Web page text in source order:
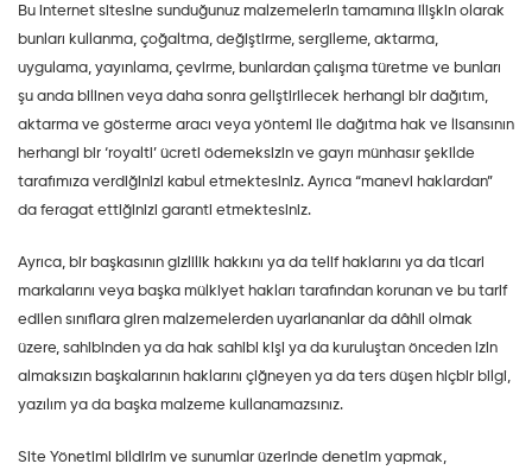
Bu internet sitesine sunduğunuz malzemelerin tamamına ilişkin olarak
bunları kullanma, çoğaltma, değiştirme, sergileme, aktarma,
uygulama, yayınlama, çevirme, bunlardan çalışma türetme ve bunları
şu anda bilinen veya daha sonra geliştirilecek herhangi bir dağıtım,
aktarma ve gösterme aracı veya yöntemi ile dağıtma hak ve lisansının
herhangi bir ‘royalti’ ücreti ödemeksizin ve gayrı münhasır şekilde
tarafımıza verdiğinizi kabul etmektesiniz. Ayrıca “manevi haklardan”
da feragat ettiğinizi garanti etmektesiniz.
Ayrıca, bir başkasının gizlilik hakkını ya da telif haklarını ya da ticari
markalarını veya başka mülkiyet hakları tarafından korunan ve bu tarif
edilen sınıflara giren malzemelerden uyarlananlar da dâhil olmak
üzere, sahibinden ya da hak sahibi kişi ya da kuruluştan önceden izin
almaksızın başkalarının haklarını çiğneyen ya da ters düşen hiçbir bilgi,
yazılım ya da başka malzeme kullanamazsınız.
Site Yönetimi bildirim ve sunumlar üzerinde denetim yapmak,